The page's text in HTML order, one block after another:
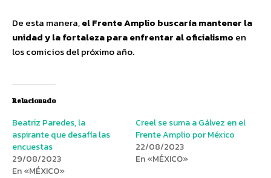
De esta manera,el Frente Amplio buscaría mantener la
unidad y la fortaleza para enfrentar al oficialismo en
los comicios del próximo año.
Relacionado
Beatriz Paredes, la
aspirante que desafía las
encuestas
29/08/2023
En «MÉXICO»
Creel se suma a Gálvez en el
Frente Amplio por México
22/08/2023
En «MÉXICO»